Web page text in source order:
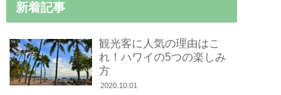
新着記事
観光客に人気の理由はこ
れ！ハワイの5つの楽しみ
方
2020.10.01